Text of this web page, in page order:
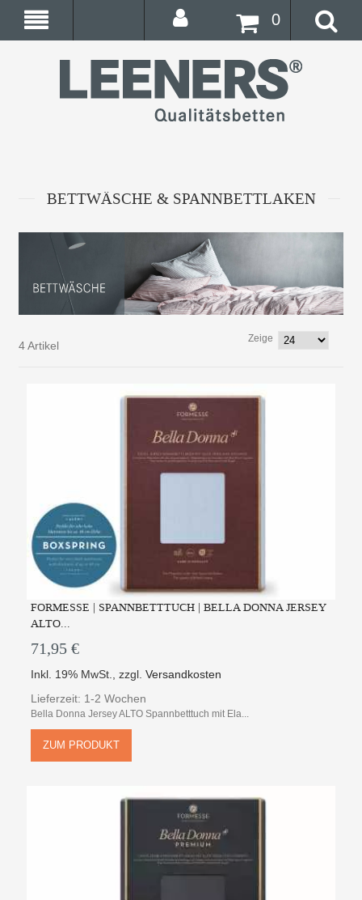
0
BETTWÄSCHE & SPANNBETTLAKEN
4 Artikel
Zeige
FORMESSE | SPANNBETTTUCH | BELLA DONNA JERSEY
ALTO...
71,95 €
Inkl. 19% MwSt. ,zzgl.Versandkosten
Lieferzeit: 1-2 Wochen
Bella Donna Jersey ALTO Spannbetttuch mit Ela...
ZUM PRODUKT